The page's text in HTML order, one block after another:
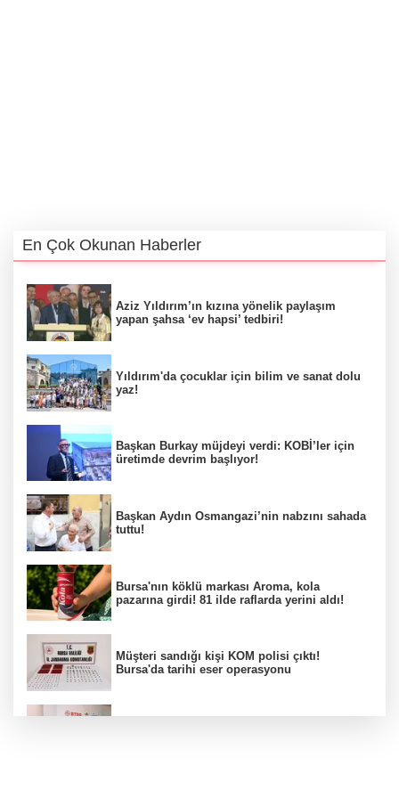
En Çok Okunan Haberler
Aziz Yıldırım’ın kızına yönelik paylaşım
yapan şahsa ‘ev hapsi’ tedbiri!
Yıldırım'da çocuklar için bilim ve sanat dolu
yaz!
Başkan Burkay müjdeyi verdi: KOBİ’ler için
üretimde devrim başlıyor!
Başkan Aydın Osmangazi’nin nabzını sahada
tuttu!
Bursa'nın köklü markası Aroma, kola
pazarına girdi! 81 ilde raflarda yerini aldı!
Müşteri sandığı kişi KOM polisi çıktı!
Bursa'da tarihi eser operasyonu